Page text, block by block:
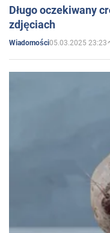
Długo oczekiwany
zdjęciach
Wiadomości05.03.2025 23:23